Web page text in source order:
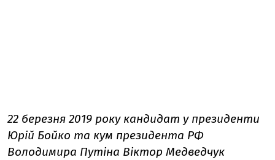
22 березня 2019 року кандидат у президенти
Юрій Бойко та кум президента РФ
Володимира Путіна Віктор Медведчук